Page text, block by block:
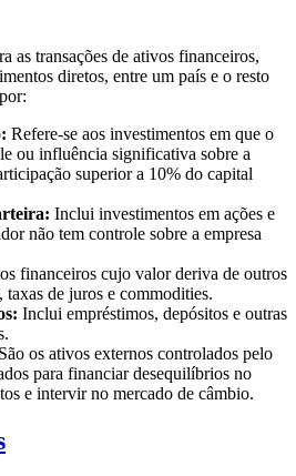
as transações de ativos financeiros,
diretos, entre um país e o resto
Refere-se aos investimentos em que o
ou influência significativa sobre a
superior a 10% do capital
Inclui investimentos em ações e
não tem controle sobre a empresa
financeiros cujo valor deriva de outros
taxas de juros e commodities.
Inclui empréstimos, depósitos e outras
São os ativos externos controlados pelo
para financiar desequilíbrios no
e intervir no mercado de câmbio.